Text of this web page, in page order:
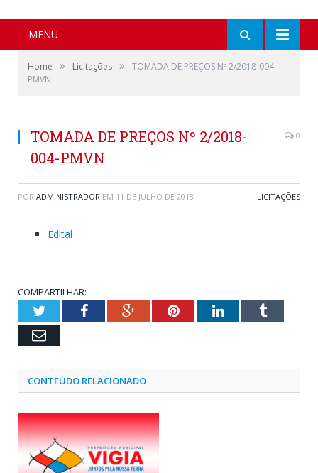
MENU
Home » Licitações »
TOMADA DE PREÇOS Nº 2/2018-004-
PMVN
TOMADA DE PREÇOS Nº 2/2018-
004-PMVN
0
POR ADMINISTRADOR EM 11 DE JULHO DE 2018 LICITAÇÕES
Edital
COMPARTILHAR:
TwitterFacebookGoogle+PinterestLinkedInTumblr
Email
CONTEÚDO RELACIONADO